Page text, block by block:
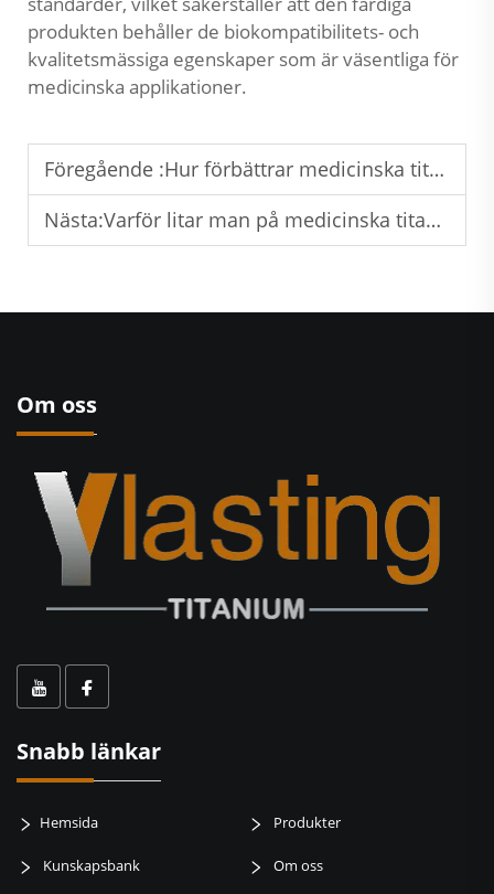
produkten behåller de biokompatibilitets- och
kvalitetsmässiga egenskaper som är väsentliga för
medicinska applikationer.
Föregående :Hur förbättrar medicinska titanstavar kirurgiska resultat?
Nästa:Varför litar man på medicinska titanstavar i ortopediska ingrepp?
Om oss
Snabb länkar
Hemsida Produkter
Kunskapsbank Om oss